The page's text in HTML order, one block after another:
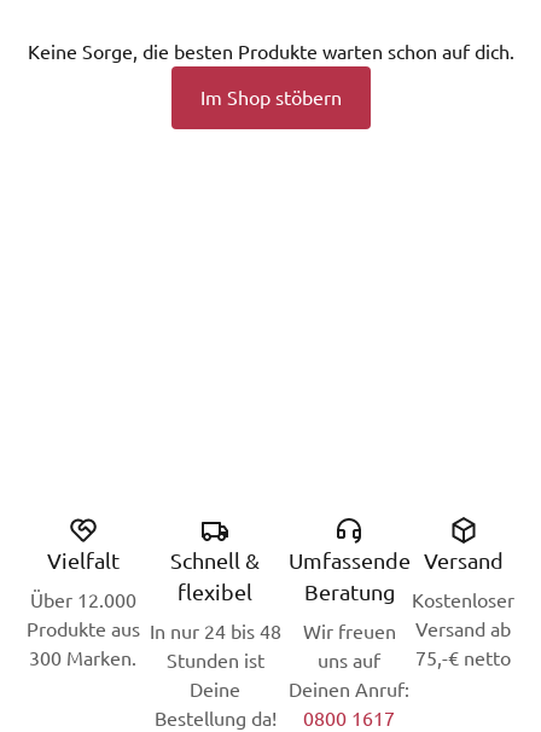
Keine Sorge, die besten Produkte warten schon auf dich.
Im Shop stöbern
Vielfalt
Über 12.000
Produkte aus
300 Marken.
Schnell &
flexibel
In nur 24 bis 48
Stunden ist
Deine
Bestellung da!
Umfassende
Beratung
Wir freuen
uns auf
Deinen Anruf:
0800 1617
Versand
Kostenloser
Versand ab
75,-€ netto